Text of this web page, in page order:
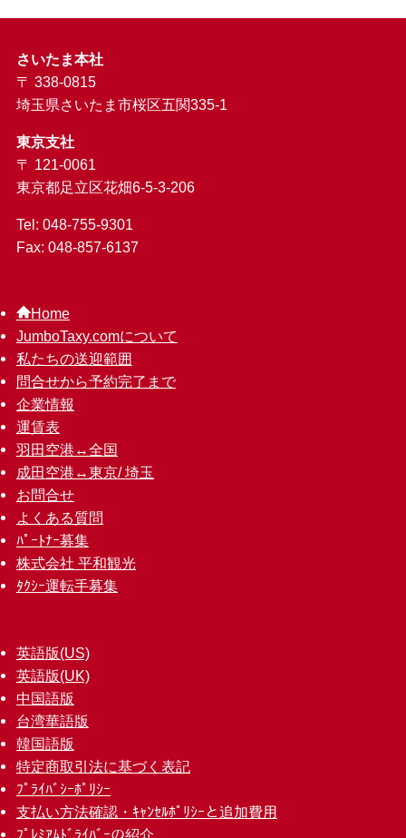
さいたま本社
〒 338-0815
埼玉県さいたま市桜区五関335-1
東京支社
〒 121-0061
東京都足立区花畑6-5-3-206
Tel: 048-755-9301
Fax: 048-857-6137
Home
JumboTaxy.comについて
私たちの送迎範囲
問合せから予約完了まで
企業情報
運賃表
羽田空港↔︎全国
成田空港↔︎東京/ 埼玉
お問合せ
よくある質問
ﾊﾟｰﾄﾅｰ募集
株式会社 平和観光
ﾀｸｼｰ運転手募集
英語版(US)
英語版(UK)
中国語版
台湾華語版
韓国語版
特定商取引法に基づく表記
ﾌﾟﾗｲﾊﾞｼｰﾎﾟﾘｼｰ
支払い方法確認・ｷｬﾝｾﾙﾎﾟﾘｼｰと追加費用
ﾌﾟﾚﾐｱﾑﾄﾞﾗｲﾊﾞｰの紹介